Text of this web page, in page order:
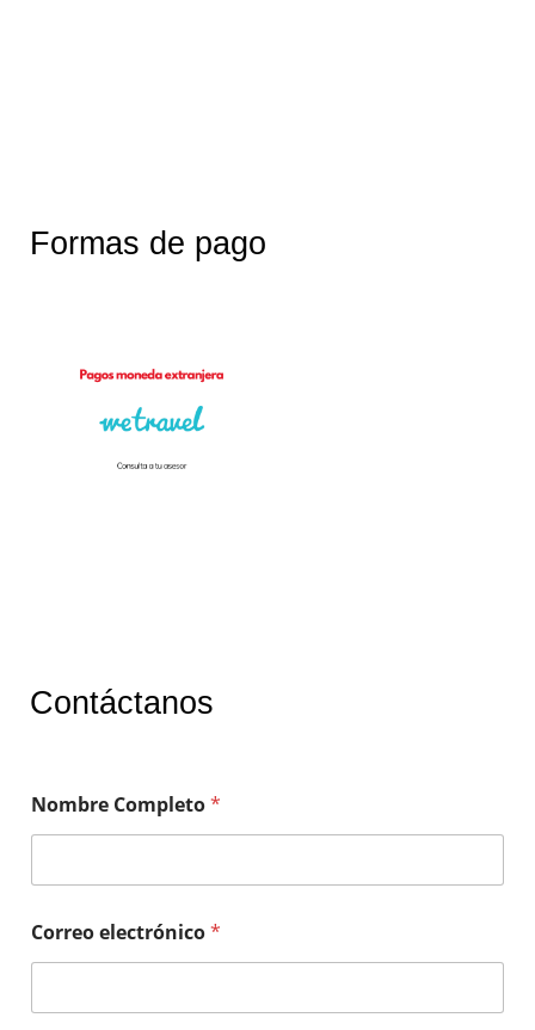
Formas de pago
Contáctanos
Nombre Completo*
Correo electrónico*